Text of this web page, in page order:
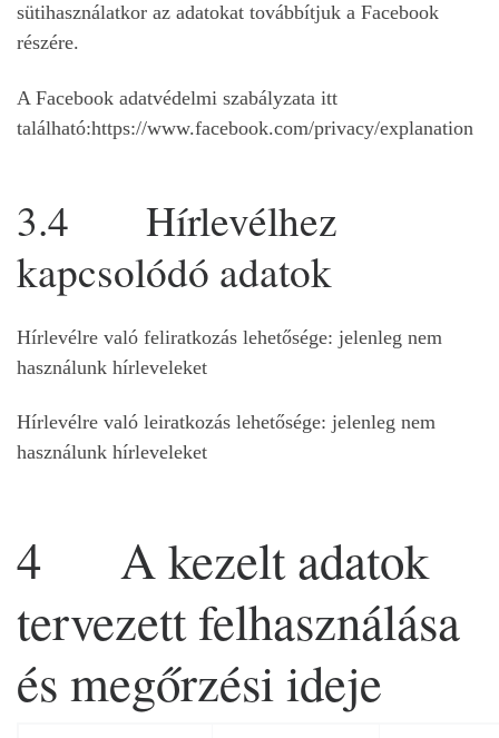
sütihasználatkor az adatokat továbbítjuk a Facebook
részére.
A Facebook adatvédelmi szabályzata itt
található:https://www.facebook.com/privacy/explanation
3.4 Hírlevélhez
kapcsolódó adatok
Hírlevélre való feliratkozás lehetősége: jelenleg nem
használunk hírleveleket
Hírlevélre való leiratkozás lehetősége: jelenleg nem
használunk hírleveleket
4 A kezelt adatok
tervezett felhasználása
és megőrzési ideje